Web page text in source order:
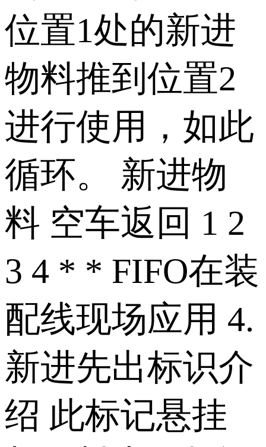
位置1处的新进
物料推到位置2
进行使用，如此
循环。 新进物
料 空车返回 1 2
3 4 * * FIFO在装
配线现场应用 4.
新进先出标识介
绍 此标记悬挂